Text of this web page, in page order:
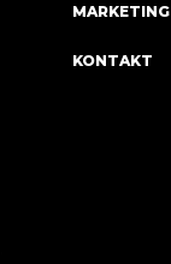
MARKETING
KONTAKT